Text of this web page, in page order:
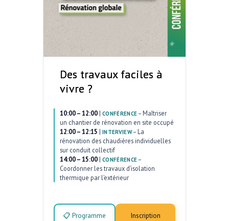
Des travaux faciles à
vivre ?
10:00 – 12:00 | CONFÉRENCE – Maîtriser
un chantier de rénovation en site occupé
12:00 – 12:15 | INTERVIEW– La
rénovation des chaudières individuelles
sur conduit collectif
14:00 – 15:00 | CONFÉRENCE –
Coordonner les travaux d’isolation
thermique par l’extérieur
📋 Programme Inscription